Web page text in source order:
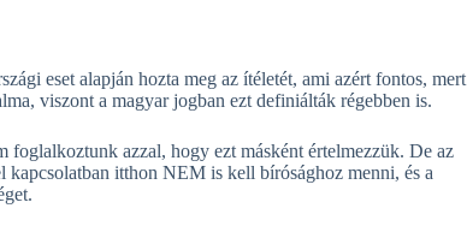
eset alapján hozta meg az ítéletét, ami azért fontos, mert
viszont a magyar jogban ezt definiálták régebben is.
azzal, hogy ezt másként értelmezzük. De az
kapcsolatban itthon NEM is kell bírósághoz menni, és a